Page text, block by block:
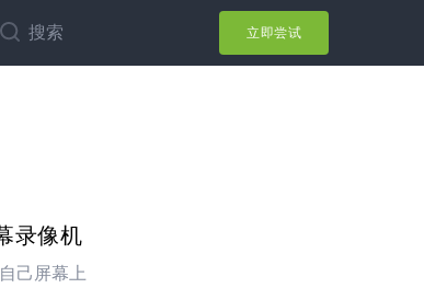
搜索 立即尝试
录像机
己屏幕上